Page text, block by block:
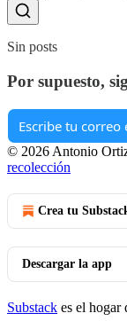
Sin posts
Por supuesto,
© 2026 Antonio
recolección
Crea tu
Descargar la app
Substack es el hogar